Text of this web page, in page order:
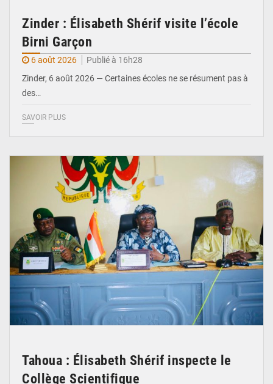
Zinder : Élisabeth Shérif visite l’école
Birni Garçon
6 août 2026
Publié à 16h28
Zinder, 6 août 2026 — Certaines écoles ne se résument pas à
des…
SAVOIR PLUS
Tahoua : Élisabeth Shérif inspecte le
Collège Scientifique